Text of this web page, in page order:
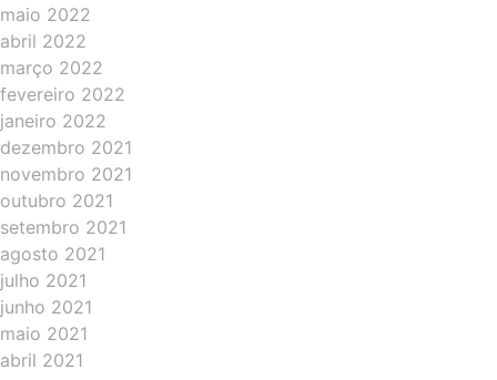
maio 2022
abril 2022
março 2022
fevereiro 2022
janeiro 2022
dezembro 2021
novembro 2021
outubro 2021
setembro 2021
agosto 2021
julho 2021
junho 2021
maio 2021
abril 2021